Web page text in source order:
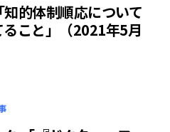
的体制順応について
こと」（2021年5月